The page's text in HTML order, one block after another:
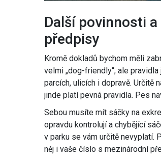
Další povinnosti
předpisy
Kromě dokladů bychom měli
velmi „dog-friendly“, ale
parcích, ulicích i dopravě. Určitě
jinde platí pevná pravidla. Pes
Sebou musíte mít sáčky na
opravdu kontrolují a chybějící
v parku se vám určitě nevyplatí.
něj i vaše číslo s mezinárodní